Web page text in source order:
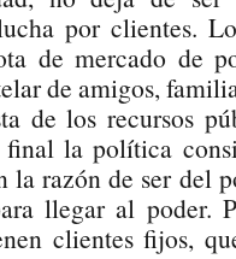
por clientes.
de mercado de
de amigos,
de los recursos
la política
la razón de ser del
llegar al poder.
clientes fijos,